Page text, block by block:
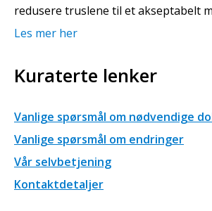
redusere truslene til et akseptabelt
Les mer her
Kuraterte lenker
Vanlige spørsmål om nødvendige
Vanlige spørsmål om endringer
Vår selvbetjening
Kontaktdetaljer